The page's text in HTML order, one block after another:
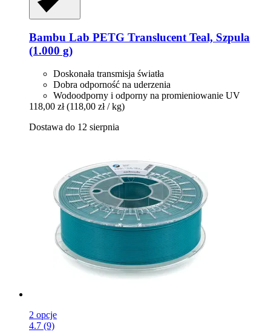
Bambu Lab PETG Translucent Teal, Szpula
(1.000 g)
Doskonała transmisja światła
Dobra odporność na uderzenia
Wodoodporny i odporny na promieniowanie UV
118,00 zł (118,00 zł / kg)
Dostawa do 12 sierpnia
2 opcje
4.7 (9)